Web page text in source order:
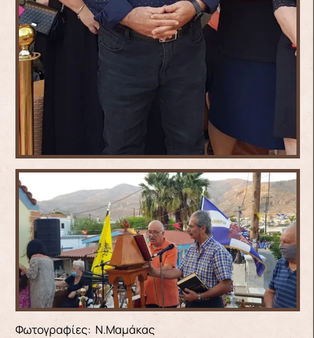
Φωτογραφίες: Ν.Μαμάκας